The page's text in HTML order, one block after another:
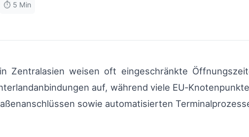
⏱️ 5 Min
Zentralasien weisen oft eingeschränkte
auf, während viele
sowie automatisierten